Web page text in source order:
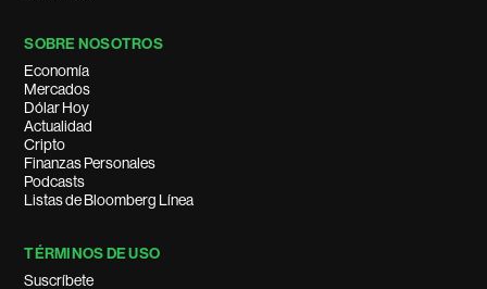
SOBRE NOSOTROS
Economía
Mercados
Dólar Hoy
Actualidad
Cripto
Finanzas Personales
Podcasts
Listas de Bloomberg Línea
TÉRMINOS DE USO
Suscríbete